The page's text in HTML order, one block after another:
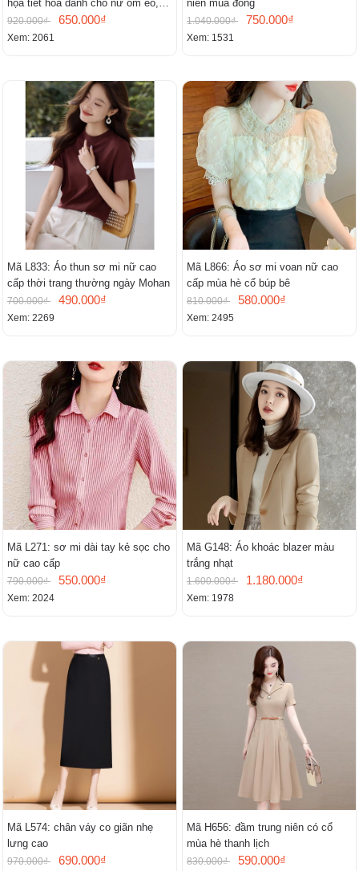
họa tiết hoa dành cho nữ ôm eo,
cổ chữ V, đầm midi tay ngắn thanh
lịch.
920.000₫ 650.000₫
Xem: 2061
niên mùa đông
1.040.000₫ 750.000₫
Xem: 1531
Mã L833: Áo thun sơ mi nữ cao
cấp thời trang thường ngày Mohan
700.000₫ 490.000₫
Xem: 2269
Mã L866: Áo sơ mi voan nữ cao
cấp mùa hè cổ búp bê
810.000₫ 580.000₫
Xem: 2495
Mã L271: sơ mi dài tay kẻ sọc cho
nữ cao cấp
790.000₫ 550.000₫
Xem: 2024
Mã G148: Áo khoác blazer màu
trắng nhạt
1.600.000₫ 1.180.000₫
Xem: 1978
Mã L574: chân váy co giãn nhẹ
lưng cao
970.000₫ 690.000₫
Mã H656: đầm trung niên có cổ
mùa hè thanh lịch
830.000₫ 590.000₫